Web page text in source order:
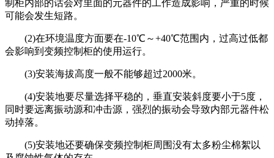
制柜内部的话会对里面的元器件的工作造成影响，严重的时候
可能会发生短路。
(2)在环境温度方面要在-10℃～+40℃范围内，过高过低都
会影响到变频控制柜的使用运行。
(3)安装海拔高度一般不能够超过2000米。
(4)安装地要尽量选择平稳的，垂直安装斜度要小于5度，
同时要远离振动源和冲击源，强烈的振动会导致内部元器件松
动掉落。
(5)安装地还要确保变频控制柜周围没有太多粉尘棉絮以